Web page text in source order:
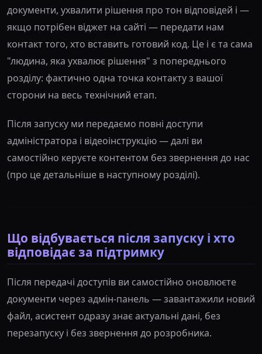
документи, ухвалити рішення про тон відповідей і —
якщо потрібен віджет на сайті — передати нам
контакт того, хто вставить готовий код. Це і є та сама
"людина, яка ухвалює рішення" з попереднього
розділу: фактично одна точка контакту з вашої
сторони на весь технічний етап.
Після запуску ми передаємо повні доступи
адміністратора і відеоінструкцію — далі ви
самостійно керуєте контентом без звернення до нас
(про це детальніше в наступному розділі).
Що відбувається після запуску і хто
відповідає за підтримку
Після передачі доступів ви самостійно оновлюєте
документи через адмін-панель — завантажили новий
файл, асистент одразу знає актуальні дані, без
перезапуску і без звернення до розробника.